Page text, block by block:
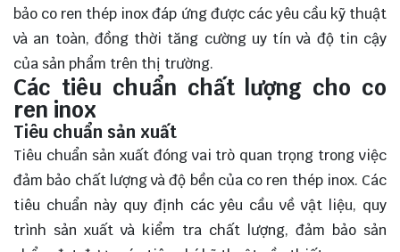
bảo co ren thép inox đáp ứng được các yêu cầu kỹ thuật
và an toàn, đồng thời tăng cường uy tín và độ tin cậy
của sản phẩm trên thị trường.
Các tiêu chuẩn chất lượng cho co
ren inox
Tiêu chuẩn sản xuất
Tiêu chuẩn sản xuất đóng vai trò quan trọng trong việc
đảm bảo chất lượng và độ bền của co ren thép inox. Các
tiêu chuẩn này quy định các yêu cầu về vật liệu, quy
trình sản xuất và kiểm tra chất lượng, đảm bảo sản